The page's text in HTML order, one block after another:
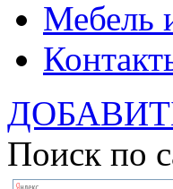
Мебель
Поиск по